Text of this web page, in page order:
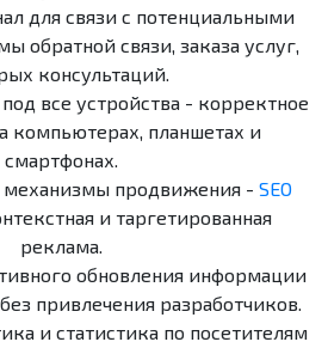
для связи с потенциальными
обратной связи, заказа услуг,
консультаций.
все устройства - корректное
компьютерах, планшетах и
смартфонах.
продвижения - SEO
и таргетированная
реклама.
обновления информации
привлечения разработчиков.
и статистика по посетителям